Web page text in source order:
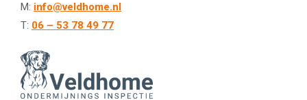
M: info@veldhome.nl
T: 06 – 53 78 49 77